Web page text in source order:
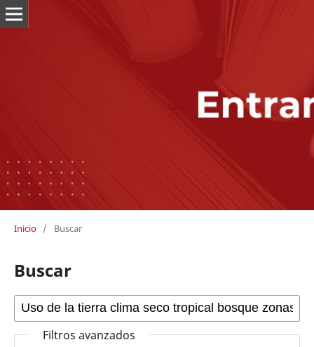
Inicio / Buscar
Buscar
Filtros avanzados